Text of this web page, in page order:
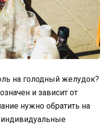
на голодный желудок?
и зависит от
нужно обратить на
индивидуальные